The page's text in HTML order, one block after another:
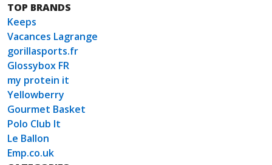
TOP BRANDS
Keeps
Vacances Lagrange
gorillasports.fr
Glossybox FR
my protein it
Yellowberry
Gourmet Basket
Polo Club It
Le Ballon
Emp.co.uk